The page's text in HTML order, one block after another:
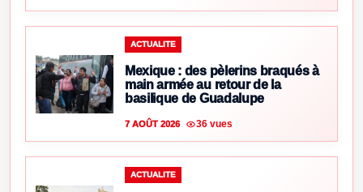
ACTUALITE
Mexique : des pèlerins braqués à
main armée au retour de la
basilique de Guadalupe
7 AOÛT 2026 36 vues
ACTUALITE